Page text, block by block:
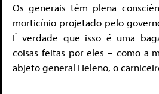
Os generais têm plena
morticínio projetado pelo
É verdade que isso é uma
coisas feitas por eles – como a
abjeto general Heleno, o